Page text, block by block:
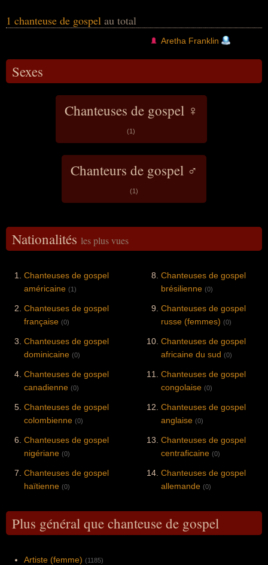
fut classée en seconde position des
personnalités afro-américaines les plus
Luther King. En 1987, elle est la première
Fame. Ses chansons les plus connues sont «
1 chanteuse de gospel au total
Aretha Franklin
Sexes
Chanteuses de gospel ♀
(1)
Chanteurs de gospel ♂
(1)
Nationalités les plus vues
Chanteuses de gospel
américaine (1)
Chanteuses de gospel
française (0)
Chanteuses de gospel
dominicaine (0)
Chanteuses de gospel
canadienne (0)
Chanteuses de gospel
colombienne (0)
Chanteuses de gospel
nigériane (0)
Chanteuses de gospel
haïtienne (0)
Chanteuses de gospel
brésilienne (0)
Chanteuses de gospel
russe (femmes) (0)
Chanteuses de gospel
africaine du sud (0)
Chanteuses de gospel
congolaise (0)
Chanteuses de gospel
anglaise (0)
Chanteuses de gospel
centraficaine (0)
Chanteuses de gospel
allemande (0)
Plus général que chanteuse de gospel
Artiste (femme) (1185)